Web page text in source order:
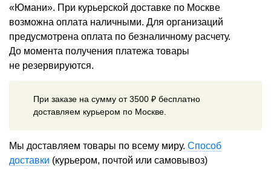
«Юмани». При курьерской доставке по Москве
возможна оплата наличными. Для организаций
предусмотрена оплата по безналичному расчету.
До момента получения платежа товары
не резервируются.
При заказе на сумму от 3500 ₽ бесплатно
доставляем курьером по Москве.
Мы доставляем товары по всему миру. Способ
доставки (курьером, почтой или самовывоз)